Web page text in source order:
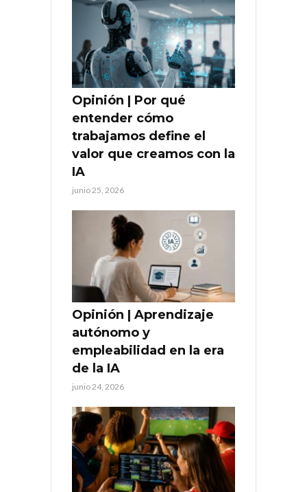
Opinión | Por qué
entender cómo
trabajamos define el
valor que creamos con la
IA
junio 25, 2026
Opinión | Aprendizaje
autónomo y
empleabilidad en la era
de la IA
junio 24, 2026